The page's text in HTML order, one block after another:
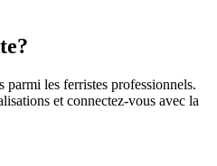
les ferristes professionnels.
et connectez-vous avec la